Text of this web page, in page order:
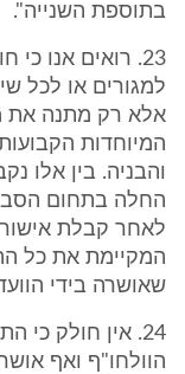
בתוספת השנייה".
23. רואים אנו
למגורים או לכל
אלא רק מתנה את
המיוחדות
והבניה. בין אלו
החלה בתחום
לאחר קבלת
המקיימת את כל
שאושרה בידי
24. אין חולק
הוולחו"ף ואף